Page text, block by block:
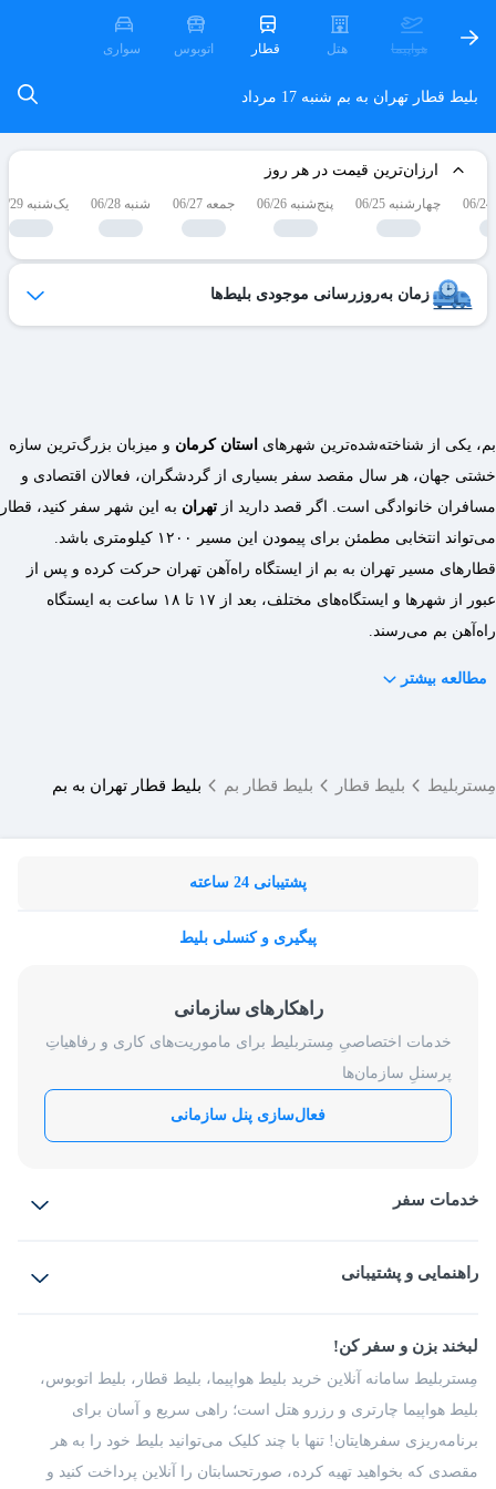
هواپیما هتل قطار اتوبوس سواری
بلیط قطار تهران به بم شنبه 17 مرداد
ارزان‌ترین قیمت در هر روز
چهارشنبه 06/25 پنج‌شنبه 06/26 جمعه 06/27 شنبه 06/28 یک‌شنبه 06/29
زمان به‌روزرسانی موجودی بلیط‌ها
بم، یکی از شناخته‌شده‌ترین شهرهای استان کرمان و میزبان بزرگ‌ترین سازه
خشتی جهان، هر سال مقصد سفر بسیاری از گردشگران، فعالان اقتصادی و
مسافران خانوادگی است. اگر قصد دارید از تهران به این شهر سفر کنید، قطار
می‌تواند انتخابی مطمئن برای پیمودن این مسیر ۱۲۰۰ کیلومتری باشد.
قطارهای مسیر تهران به بم از ایستگاه راه‌آهن تهران حرکت کرده و پس از
عبور از شهرها و ایستگاه‌های مختلف، بعد از ۱۷ تا ۱۸ ساعت به ایستگاه
راه‌آهن بم می‌رسند.
مطالعه بیشتر
مِستربلیط بلیط قطار بلیط قطار بم بلیط قطار تهران به بم
پشتیبانی 24 ساعته
پیگیری و کنسلی بلیط
راهکارهای سازمانی
خدمات اختصاصیِ مِستربلیط برای ماموریت‌های کاری و رفاهیاتِ
پرسنلِ سازمان‌ها
فعال‌سازی پنل سازمانی
خدمات سفر
بلیط قطار
راهنمایی و پشتیبانی
شرایط و مقررات
راهکار سازمانی
فرصت‌های شغلی
درباره ما
لبخند بزن و سفر کن!
مِستربلیط سامانه آنلاین خرید بلیط هواپیما، بلیط قطار، بلیط اتوبوس،
بلیط هواپیما چارتری و رزرو هتل است؛ راهی سریع و آسان برای
برنامه‌ریزی سفرهایتان! تنها با چند کلیک می‌توانید بلیط خود را به هر
مقصدی که بخواهید تهیه کرده، صورتحسابتان را آنلاین پرداخت کنید و